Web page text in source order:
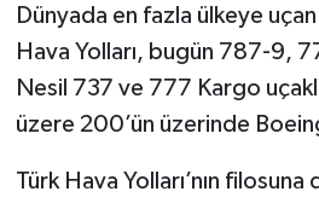
Dünyada en fazla ülkeye
Hava Yolları, bugün 787-9,
Nesil 737 ve 777 Kargo
üzere 200’ün üzerinde
Türk Hava Yolları’nın